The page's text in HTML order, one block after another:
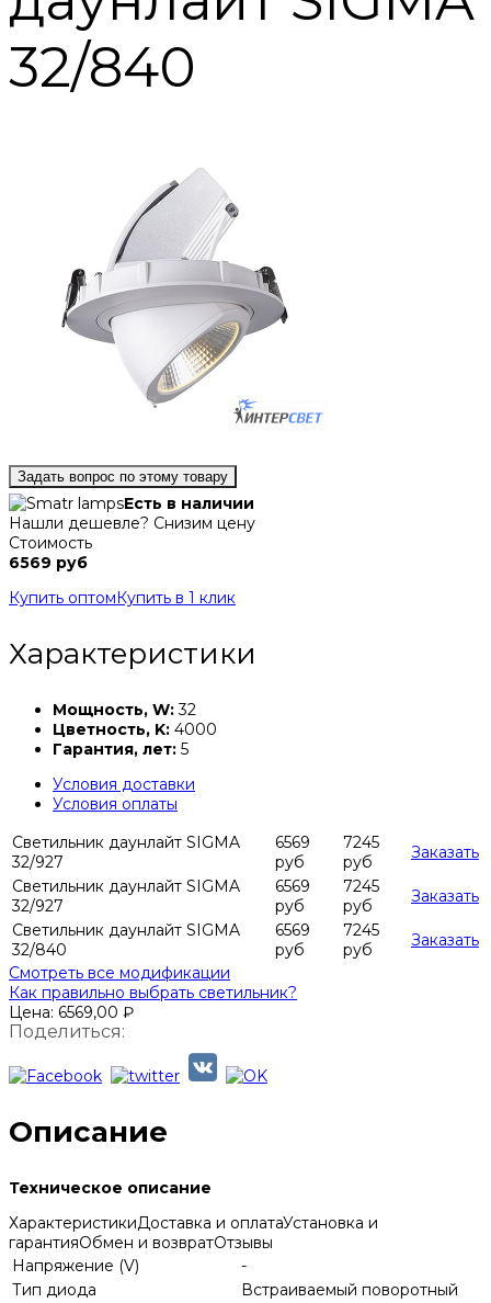
32/840
Задать вопрос по этому товару
Есть в наличии
Нашли дешевле? Снизим цену
Стоимость
6569 руб
Купить оптом Купить в 1 клик
Характеристики
Мощность, W:32
Цветность, K: 4000
Гарантия, лет: 5
Условия доставки
Условия оплаты
Светильник даунлайт SIGMA
32/927
6569
руб
7245
руб
Заказать
Светильник даунлайт SIGMA
32/927
6569
руб
7245
руб
Заказать
Светильник даунлайт SIGMA
32/840
6569
руб
7245
руб
Заказать
Смотреть все модификации
Как правильно выбрать светильник?
Цена: 6569,00 ₽
Поделиться:
Описание
Техническое описание
ХарактеристикиДоставка и оплатаУстановка и
гарантияОбмен и возвратОтзывы
Напряжение (V)
-
Тип диода
Встраиваемый поворотный